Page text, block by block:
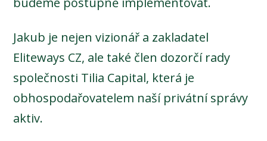
Jakub je nejen vizionář a zakladatel
Eliteways CZ, ale také člen dozorčí rady
společnosti Tilia Capital, která je
obhospodařovatelem naší privátní správy
aktiv.